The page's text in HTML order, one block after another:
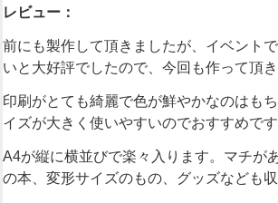
レビュー：
前にも製作して頂きましたが、イベント
いと大好評でしたので、今回も作って頂き
印刷がとても綺麗で色が鮮やかなのはも
イズが大きく使いやすいのでおすすめです
A4が縦に横並びで楽々入ります。マチが
の本、変形サイズのもの、グッズなども収